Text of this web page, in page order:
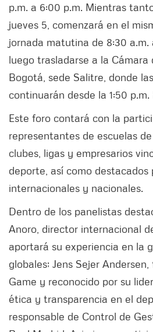
p.m. a 6:00 p.m. Mientras
jueves 5, comenzará en el
jornada matutina de 8:30 a.m.
luego trasladarse a la Cámara
Bogotá, sede Salitre, donde
continuarán desde la 1:50
Este foro contará con la
representantes de escuelas
clubes, ligas y empresarios
deporte, así como destacados
internacionales y nacionales.
Dentro de los panelistas
Anoro, director internacional
aportará su experiencia en la
globales; Jens Sejer
Game y reconocido por su
ética y transparencia en el
responsable de Control de